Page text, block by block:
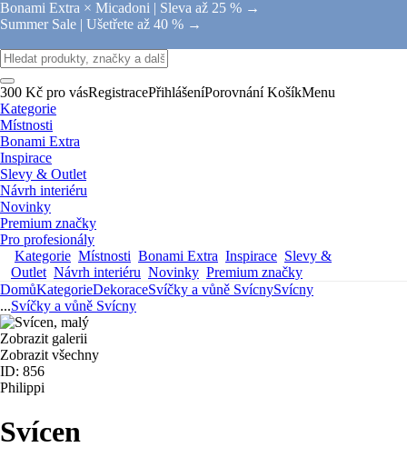
Bonami Extra × Micadoni | Sleva až 25 % →
Summer Sale | Ušetřete až 40 % →
300 Kč pro vásRegistracePřihlášeníPorovnání KošíkMenu
Kategorie
Místnosti
Bonami Extra
Inspirace
Slevy & Outlet
Návrh interiéru
Novinky
Premium značky
Pro profesionály
Kategorie Místnosti Bonami Extra Inspirace Slevy &
Outlet Návrh interiéru Novinky Premium značky
DomůKategorieDekoraceSvíčky a vůně SvícnySvícny
...Svíčky a vůně Svícny
Zobrazit galerii
Zobrazit všechny
ID: 856
Philippi
Svícen